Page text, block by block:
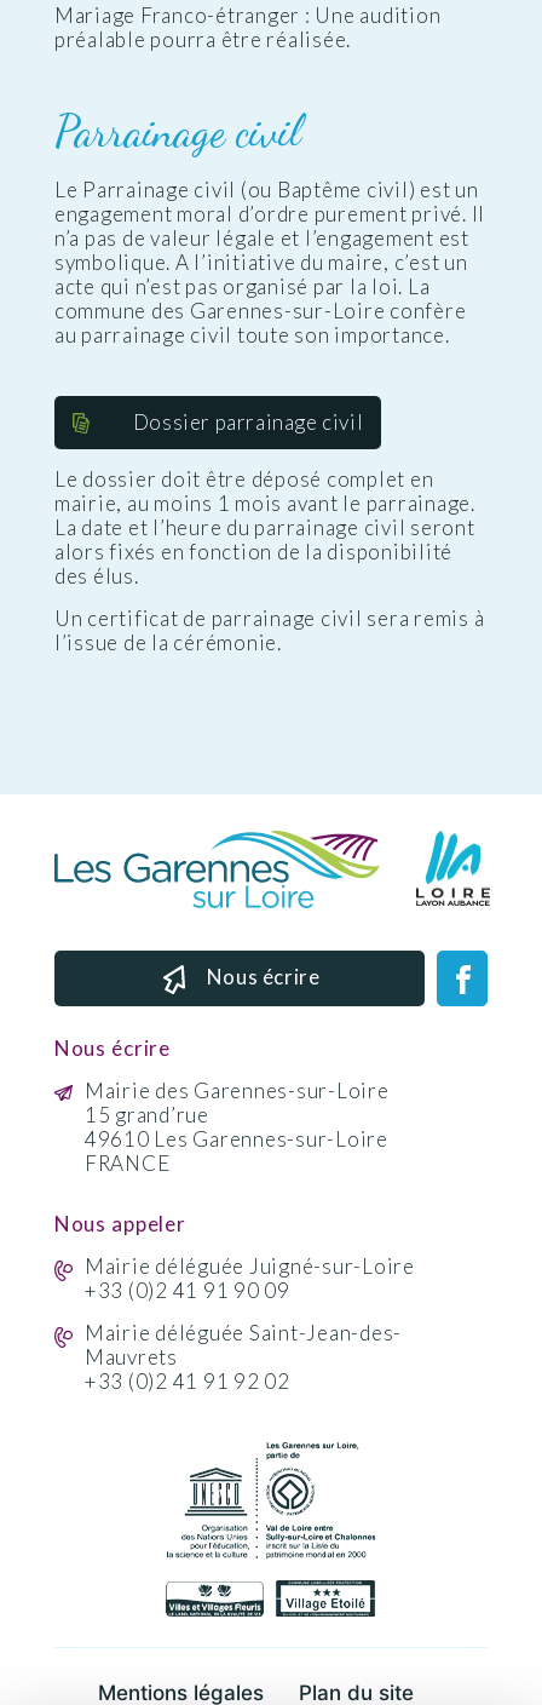
Mariage Franco-étranger : Une audition
préalable pourra être réalisée.
Parrainage civil
Le Parrainage civil (ou Baptême civil) est un
engagement moral d’ordre purement privé. Il
n’a pas de valeur légale et l’engagement est
symbolique. A l’initiative du maire, c’est un
acte qui n’est pas organisé par la loi. La
commune des Garennes-sur-Loire confère
au parrainage civil toute son importance.
Dossier parrainage civil
Le dossier doit être déposé complet en
mairie, au moins 1 mois avant le parrainage.
La date et l’heure du parrainage civil seront
alors fixés en fonction de la disponibilité
des élus.
Un certificat de parrainage civil sera remis à
l’issue de la cérémonie.
Nous écrire
Nous écrire
Mairie des Garennes-sur-Loire
15 grand’rue
49610 Les Garennes-sur-Loire
FRANCE
Nous appeler
Mairie déléguée Juigné-sur-Loire
+33 (0)2 41 91 90 09
Mairie déléguée Saint-Jean-des-
Mauvrets
+33 (0)2 41 91 92 02
Mentions légales Plan du site